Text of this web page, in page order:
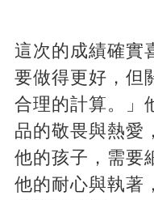
這次的成績確實
要做得更好，但
合理的計算。」
品的敬畏與熱愛
他的孩子，需要
他的耐心與執著